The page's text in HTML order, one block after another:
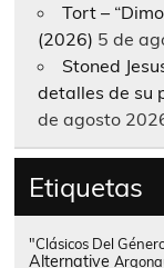
Tort –
(2026) 5 de
Stoned
detalles de su
de agosto
Etiquetas
"Clásicos Del
Alternative